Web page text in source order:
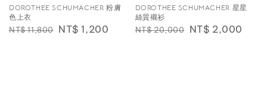
DOROTHEE SCHUMACHER 粉膚
色上衣
Regular
NT$ 11,800 Sale
NT$ 1,200
DOROTHEE SCHUMACHER 星星
絲質襯衫
Regular
NT$ 20,000 Sale
NT$ 2,000